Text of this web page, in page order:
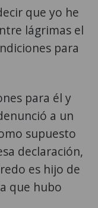
que yo he
lágrimas el
para
para él y
a un
supuesto
declaración,
es hijo de
que hubo